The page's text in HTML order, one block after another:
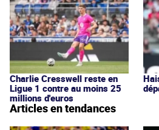
Charlie Cresswell reste en
Ligue 1 contre au moins 25
millions d'euros
Articles en tendances